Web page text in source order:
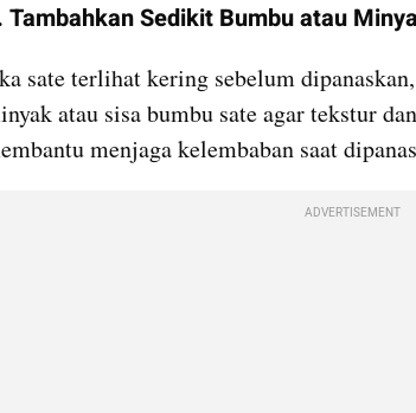
Tambahkan Sedikit Bumbu atau
sate terlihat kering sebelum
atau sisa bumbu sate agar tekstur
menjaga kelembaban saat
ADVERTISEMENT